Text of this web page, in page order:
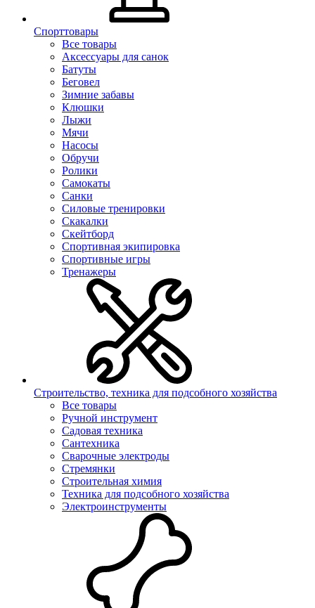
Спорттовары
Все товары
Аксессуары для санок
Батуты
Беговел
Зимние забавы
Клюшки
Лыжи
Мячи
Насосы
Обручи
Ролики
Самокаты
Санки
Силовые тренировки
Скакалки
Скейтборд
Спортивная экипировка
Спортивные игры
Тренажеры
Строительство, техника для подсобного хозяйства
Все товары
Ручной инструмент
Садовая техника
Сантехника
Сварочные электроды
Стремянки
Строительная химия
Техника для подсобного хозяйства
Электроинструменты